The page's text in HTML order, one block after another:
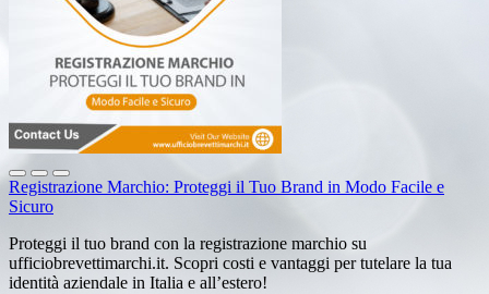
Registrazione Marchio: Proteggi il Tuo Brand in Modo Facile e
Sicuro
Proteggi il tuo brand con la registrazione marchio su
ufficiobrevettimarchi.it. Scopri costi e vantaggi per tutelare la tua
identità aziendale in Italia e all’estero!